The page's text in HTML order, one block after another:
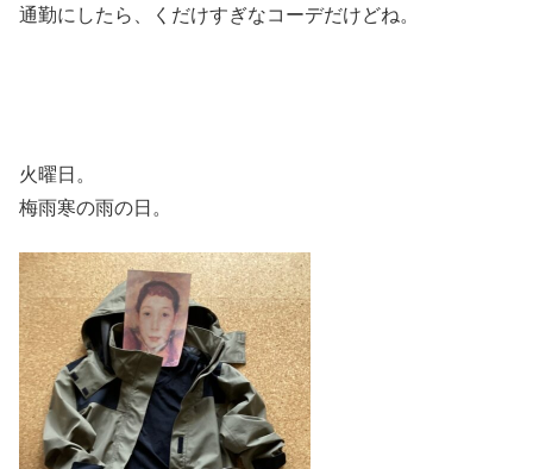
通勤にしたら、くだけすぎなコーデだけどね。
火曜日。
梅雨寒の雨の日。